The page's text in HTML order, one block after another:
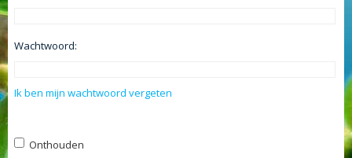
Wachtwoord:
Ik ben mijn wachtwoord vergeten
Onthouden